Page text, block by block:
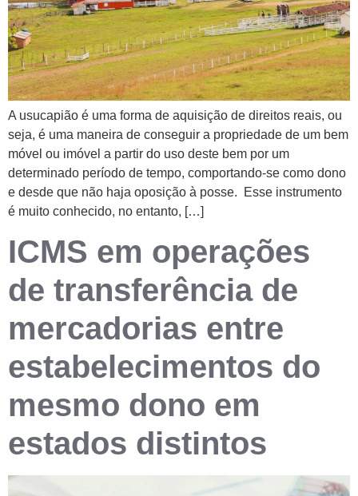
A usucapião é uma forma de aquisição de direitos reais, ou
seja, é uma maneira de conseguir a propriedade de um bem
móvel ou imóvel a partir do uso deste bem por um
determinado período de tempo, comportando-se como dono
e desde que não haja oposição à posse. Esse instrumento
é muito conhecido, no entanto, […]
ICMS em operações
de transferência de
mercadorias entre
estabelecimentos do
mesmo dono em
estados distintos